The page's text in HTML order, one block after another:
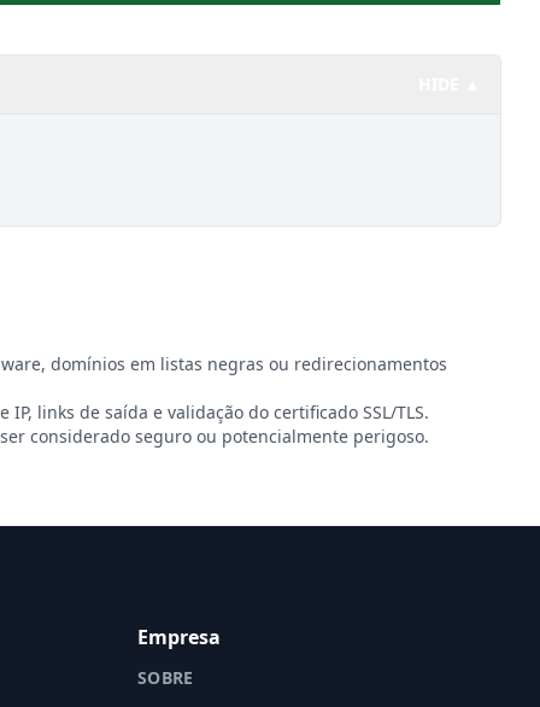
domínios em listas negras ou redirecionamentos
links de saída e validação do certificado SSL/TLS.
considerado seguro ou potencialmente perigoso.
Empresa
SOBRE